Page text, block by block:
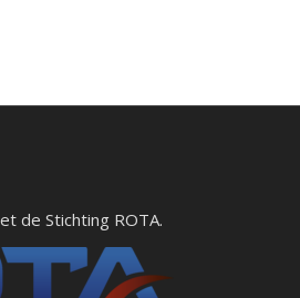
de Stichting ROTA.